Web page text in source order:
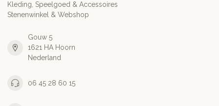
Kleding, Speelgoed & Accessoires
Stenenwinkel & Webshop
Gouw 5
1621 HA Hoorn
Nederland
06 45 28 60 15